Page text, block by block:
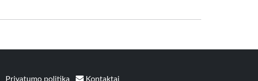
Privatumo politika Kontaktai